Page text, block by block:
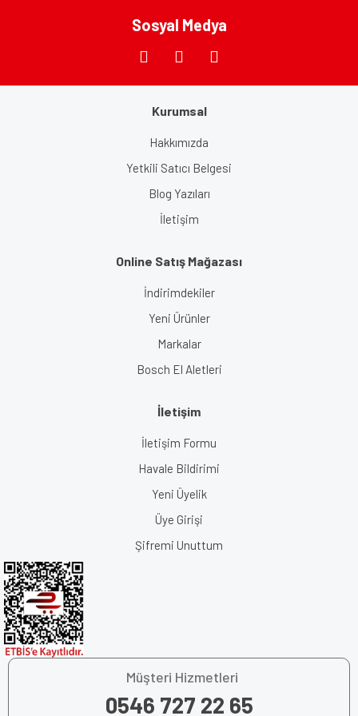
Sosyal Medya
Kurumsal
Hakkımızda
Yetkili Satıcı Belgesi
Blog Yazıları
İletişim
Online Satış Mağazası
İndirimdekiler
Yeni Ürünler
Markalar
Bosch El Aletleri
İletişim
İletişim Formu
Havale Bildirimi
Yeni Üyelik
Üye Girişi
Şifremi Unuttum
Müşteri Hizmetleri
0546 727 22 65